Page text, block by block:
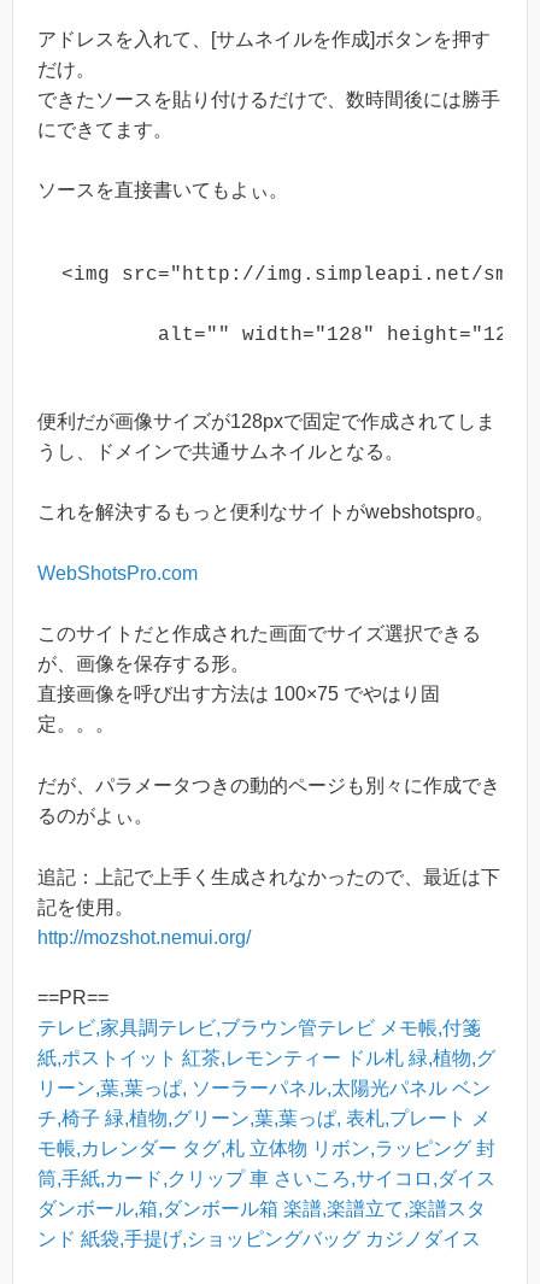
アドレスを入れて、[サムネイルを作成]ボタンを押す
だけ。
できたソースを貼り付けるだけで、数時間後には勝手
にできてます。
ソースを直接書いてもよぃ。
<img src="http://img.simpleapi.net/
alt="" width="128"
便利だが画像サイズが128pxで固定で作成されてしま
うし、ドメインで共通サムネイルとなる。
これを解決するもっと便利なサイトがwebshotspro。
WebShotsPro.com
このサイトだと作成された画面でサイズ選択できる
が、画像を保存する形。
直接画像を呼び出す方法は 100×75 でやはり固
定。。。
だが、パラメータつきの動的ページも別々に作成でき
るのがよぃ。
追記：上記で上手く生成されなかったので、最近は下
記を使用。
http://mozshot.nemui.org/
==PR==
テレビ,家具調テレビ,ブラウン管テレビ メモ帳,付箋
紙,ポストイット 紅茶,レモンティー ドル札 緑,植物,グ
リーン,葉,葉っぱ, ソーラーパネル,太陽光パネル ベン
チ,椅子 緑,植物,グリーン,葉,葉っぱ, 表札,プレート
メ
モ帳,カレンダー タグ,札 立体物 リボン,ラッピング 封
筒,手紙,カード,クリップ 車 さいころ,サイコロ,ダイス
ダンボール,箱,ダンボール箱 楽譜,楽譜立て,楽譜スタ
ンド 紙袋,手提げ,ショッピングバッグ カジノダイス